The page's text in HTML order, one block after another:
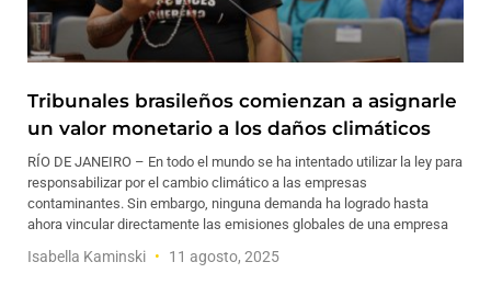
Tribunales brasileños comienzan a asignarle
un valor monetario a los daños climáticos
RÍO DE JANEIRO – En todo el mundo se ha intentado utilizar la ley para
responsabilizar por el cambio climático a las empresas
contaminantes. Sin embargo, ninguna demanda ha logrado hasta
ahora vincular directamente las emisiones globales de una empresa
Isabella Kaminski 11 agosto, 2025